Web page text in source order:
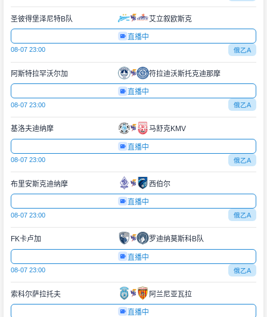
圣彼得堡泽尼特B队 艾立叙欧斯克
直播中
08-07 23:00 俄乙A
阿斯特拉罕沃尔加 符拉迪沃斯托克迪那摩
直播中
08-07 23:00 俄乙A
基洛夫迪纳摩 马舒克KMV
直播中
08-07 23:00 俄乙A
布里安斯克迪纳摩 西伯尔
直播中
08-07 23:00 俄乙A
FK卡卢加 罗迪纳莫斯科B队
直播中
08-07 23:00 俄乙A
索科尔萨拉托夫 阿兰尼亚瓦拉
直播中